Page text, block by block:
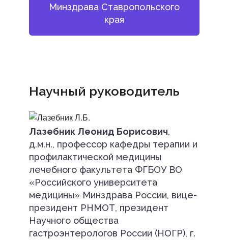
Минздрава Ставропольского
края
Научный руководитель
Лазебник Леонид Борисович,
д.м.н., профессор кафедры терапии и
профилактической медицины
лечебного факультета ФГБОУ ВО
«Российского университета
медицины» Минздрава России, вице-
президент РНМОТ, президент
Научного общества
гастроэнтерологов России (НОГР), г.